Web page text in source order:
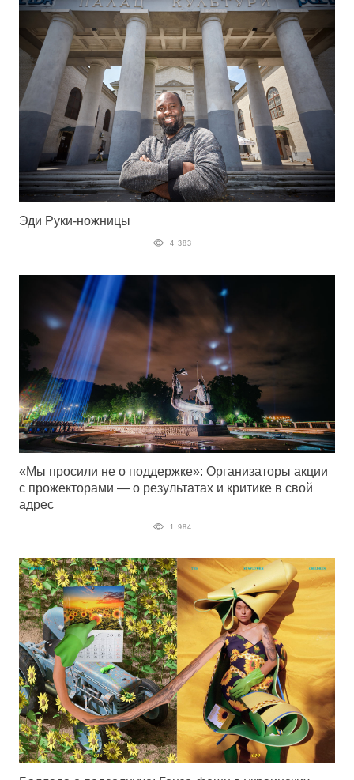
Эди Руки-ножницы
4 383
«Мы просили не о поддержке»: Организаторы акции
с прожекторами — о результатах и критике в свой
адрес
1 984